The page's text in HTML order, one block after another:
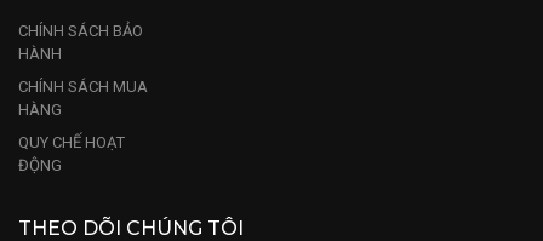
CHÍNH SÁCH BẢO
HÀNH
CHÍNH SÁCH MUA
HÀNG
QUY CHẾ HOẠT
ĐỘNG
THEO DÕI CHÚNG TÔI